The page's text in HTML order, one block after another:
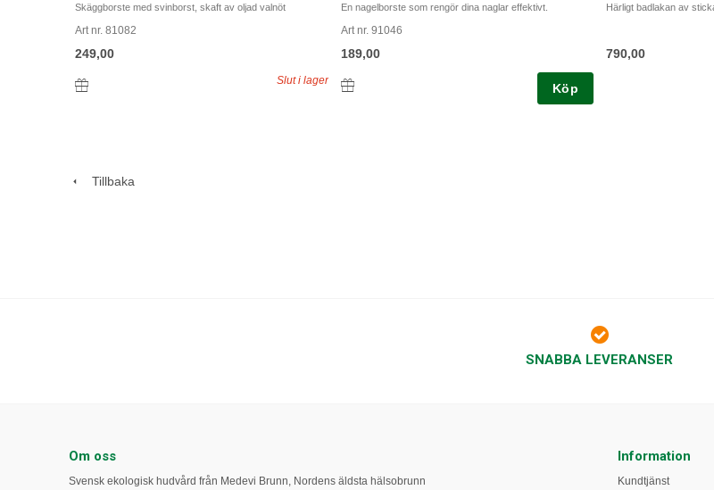
Skäggborste med svinborst, skaft av oljad valnöt
Art nr. 81082
249,00
Slut i lager
En nagelborste som rengör dina naglar effektivt.
Art nr. 91046
189,00
Köp
Härligt badlakan av
790,00
Tillbaka
SNABBA LEVERANSER
Om oss
Svensk ekologisk hudvård från Medevi Brunn, Nordens äldsta hälsobrunn
Information
Kundtjänst